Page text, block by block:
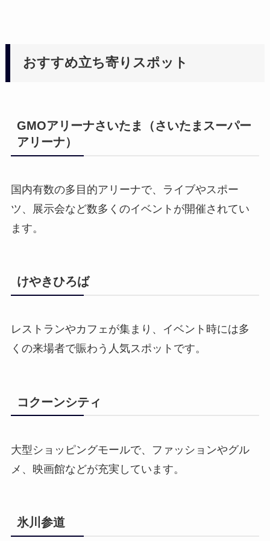
おすすめ立ち寄りスポット
GMOアリーナさいたま（さいたまスーパー
アリーナ）
国内有数の多目的アリーナで、ライブやスポー
ツ、展示会など数多くのイベントが開催されてい
ます。
けやきひろば
レストランやカフェが集まり、イベント時には多
くの来場者で賑わう人気スポットです。
コクーンシティ
大型ショッピングモールで、ファッションやグル
メ、映画館などが充実しています。
氷川参道